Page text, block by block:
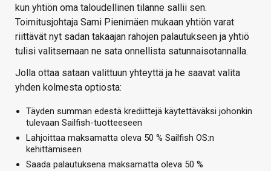
kun yhtiön oma taloudellinen tilanne sallii sen.
Toimitusjohtaja Sami Pienimäen mukaan yhtiön varat
riittävät nyt sadan takaajan rahojen palautukseen ja yhtiö
tulisi valitsemaan ne sata onnellista satunnaisotannalla.
Jolla ottaa sataan valittuun yhteyttä ja he saavat valita
yhden kolmesta optiosta:
Täyden summan edestä krediittejä käytettäväksi johonkin
tulevaan Sailfish-tuotteeseen
Lahjoittaa maksamatta oleva 50 % Sailfish OS:n
kehittämiseen
Saada palautuksena maksamatta oleva 50 %